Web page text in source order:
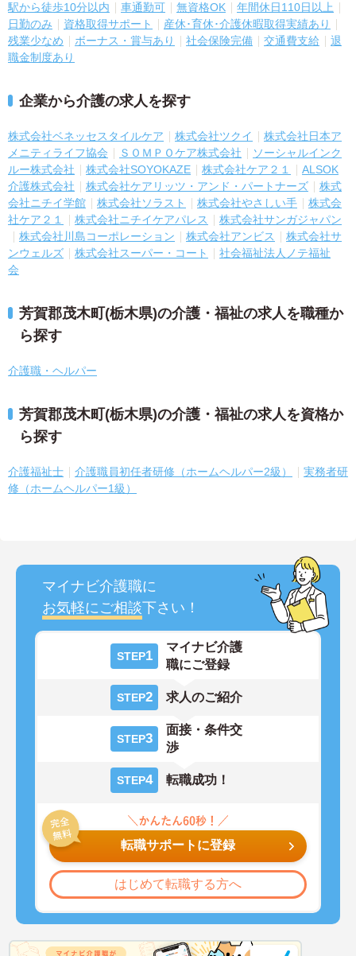
駅から徒歩10分以内 車通勤可 無資格OK
年間休日110日以上
日勤のみ
資格取得サポート
産休･育休･介護休暇取得実績あり
残業少なめ
ボーナス・賞与あり 社会保険完備 交通費支給
退
職金制度あり
企業から介護の求人を探す
株式会社ベネッセスタイルケア 株式会社ツクイ
株式会社日本ア
メニティライフ協会
ＳＯＭＰＯケア株式会社
ソーシャルインク
ルー株式会社
株式会社SOYOKAZE 株式会社ケア２１
ALSOK
介護株式会社
株式会社ケアリッツ・アンド・パートナーズ
株式
会社ニチイ学館
株式会社ソラスト 株式会社やさしい手
株式会
社ケア２１
株式会社ニチイケアパレス
株式会社サンガジャパン
株式会社川島コーポレーション
株式会社アンビス
株式会社サ
ンウェルズ
株式会社スーパー・コート
社会福祉法人ノテ福祉
会
芳賀郡茂木町(栃木県)の介護・福祉の求人を職種か
ら探す
介護職・ヘルパー
芳賀郡茂木町(栃木県)の介護・福祉の求人を資格か
ら探す
介護福祉士 介護職員初任者研修（ホームヘルパー2級）
実務者研
修（ホームヘルパー1級）
マイナビ介護職に
お気軽にご相談下さい！
STEP1
マイナビ介護
職にご登録
STEP2 求人のご紹介
STEP3
面接・条件交
渉
STEP4 転職成功！
転職サポートに登録
はじめて転職する方へ